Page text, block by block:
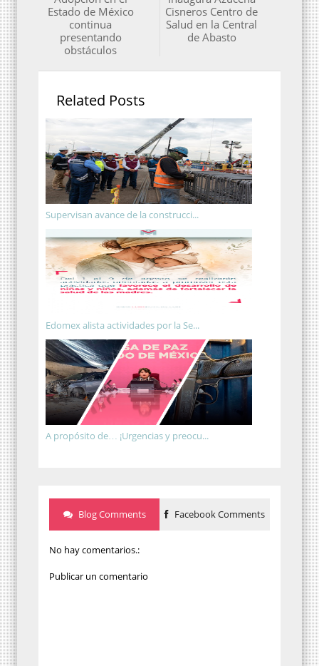
Cisneros Centro de
Salud en la Central
de Abasto
Estado de México
continua
presentando
obstáculos
Related Posts
Supervisan avance de la construcci...
Edomex alista actividades por la Se...
A propósito de… ¡Urgencias y preocu...
Blog Comments Facebook Comments
No hay comentarios.:
Publicar un comentario